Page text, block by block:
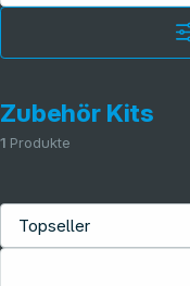
Zubehör Kits
1 Produkte